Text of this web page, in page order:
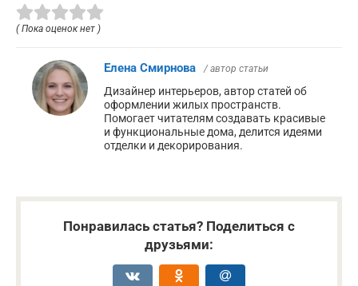
( Пока оценок нет )
Елена Смирнова / автор статьи
Дизайнер интерьеров, автор статей об
оформлении жилых пространств.
Помогает читателям создавать красивые
и функциональные дома, делится идеями
отделки и декорирования.
Понравилась статья? Поделиться с
друзьями: